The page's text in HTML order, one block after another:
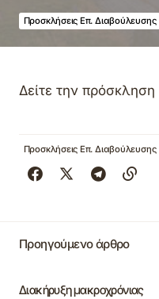
Προσκλήσεις Επ. Διαβούλευσης
Δείτε την πρόσκληση
Προσκλήσεις Επ. Διαβούλευσης
Προηγούμενο άρθρο
Διακήρυξη μακροχρόνιας